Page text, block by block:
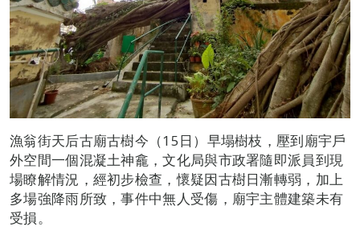
漁翁街天后古廟古樹今（15日）早塌樹枝，壓到廟宇戶
外空間一個混凝土神龕，文化局與市政署隨即派員到現
場瞭解情況，經初步檢查，懷疑因古樹日漸轉弱，加上
多場強降雨所致，事件中無人受傷，廟宇主體建築未有
受損。